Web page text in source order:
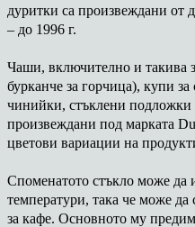
дуритки са произвеждани от
– до 1996 г.
Чаши, включително и такива
бурканче за горчица), купи
чинийки, стъклени подложки
произвеждани под марката
цветови вариации на
Споменатото стъкло може да
температури, така че може
за кафе. Основното му